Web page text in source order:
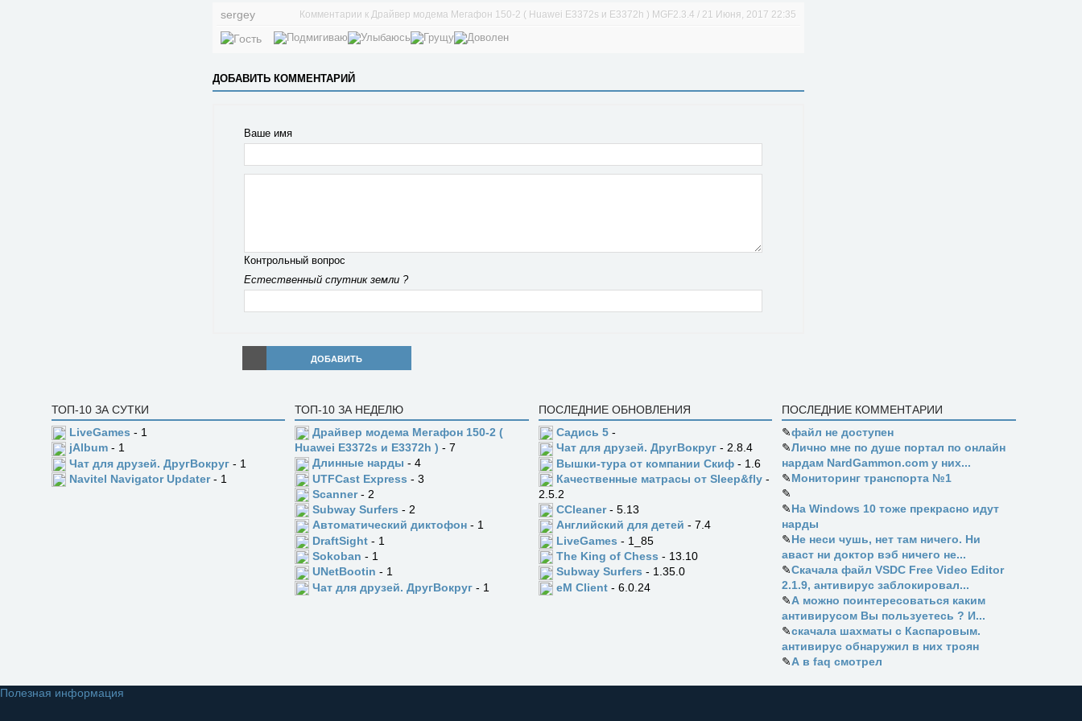
sergey Комментарии к Драйвер модема Мегафон 150-2 ( Huawei E3372s и E3372h ) MGF2.3.4 / 21 Июня, 2017 22:35
ДОБАВИТЬ КОММЕНТАРИЙ
Ваше имя
Контрольный вопрос
Естественный спутник земли ?
ДОБАВИТЬ
ТОП-10 ЗА СУТКИ
LiveGames - 1
jAlbum - 1
Чат для друзей. ДругВокруг - 1
Navitel Navigator Updater- 1
ТОП-10 ЗА НЕДЕЛЮ
Драйвер модема Мегафон 150-2 (
Huawei E3372s и E3372h ) - 7
Длинные нарды - 4
UTFCast Express - 3
Scanner- 2
Subway Surfers - 2
Автоматический диктофон - 1
DraftSight - 1
Sokoban - 1
UNetBootin - 1
Чат для друзей. ДругВокруг - 1
ПОСЛЕДНИЕ ОБНОВЛЕНИЯ
Садись 5-
Чат для друзей. ДругВокруг- 2.8.4
Вышки-тура от компании Скиф- 1.6
Качественные матрасы от Sleep&fly-
2.5.2
CCleaner- 5.13
Английский для детей - 7.4
LiveGames - 1_85
The King of Chess - 13.10
Subway Surfers - 1.35.0
eM Client- 6.0.24
ПОСЛЕДНИЕ КОММЕНТАРИИ
✎файл не доступен
✎Лично мне по душе портал по онлайн
нардам NardGammon.com у них...
✎Мониторинг транспорта №1
✎
✎На Windows 10 тоже прекрасно идут
нарды
✎Не неси чушь, нет там ничего. Ни
аваст ни доктор вэб ничего не...
✎Скачала файл VSDC Free Video Editor
2.1.9, антивирус заблокировал...
✎А можно поинтересоваться каким
антивирусом Вы пользуетесь ? И...
✎скачала шахматы с Каспаровым.
антивирус обнаружил в них троян
✎А в faq смотрел
Полезная информация